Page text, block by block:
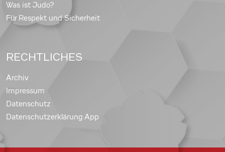
Was ist Judo?
Für Respekt und Sicherheit
RECHTLICHES
Archiv
Impressum
Datenschutz
Datenschutzerklärung App